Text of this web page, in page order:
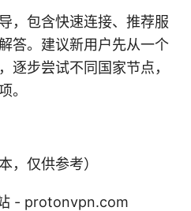
，包含快速连接、推荐服
答。建议新用户先从一个
逐步尝试不同国家节点，
。
，仅供参考）
- protonvpn.com